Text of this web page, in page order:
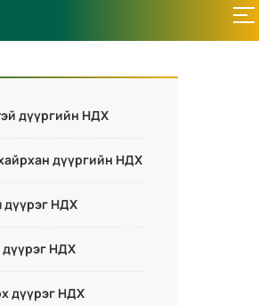
дүүргийн НДХ
дүүргийн НДХ
дүүрэг НДХ
НДХ
дүүрэг НДХ